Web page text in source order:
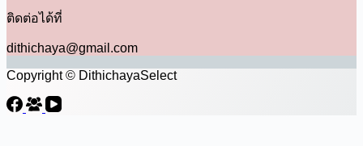
ติดต่อได้ที่
dithichaya@gmail.com
Copyright © DithichayaSelect